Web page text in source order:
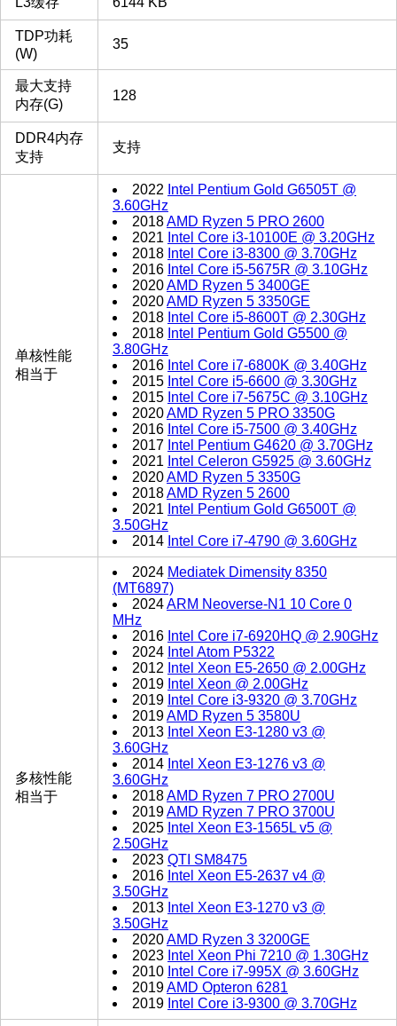
TDP功耗
(W)
35
最大支持
内存(G)
128
DDR4内存
支持
支持
单核性能
相当于
2022 Intel Pentium Gold G6505T @
3.60GHz
2018AMD Ryzen 5 PRO 2600
2021 Intel Core i3-10100E @ 3.20GHz
2018 Intel Core i3-8300 @ 3.70GHz
2016 Intel Core i5-5675R @ 3.10GHz
2020AMD Ryzen 5 3400GE
2020AMD Ryzen 5 3350GE
2018 Intel Core i5-8600T @ 2.30GHz
2018 Intel Pentium Gold G5500 @
3.80GHz
2016 Intel Core i7-6800K @ 3.40GHz
2015 Intel Core i5-6600 @ 3.30GHz
2015 Intel Core i7-5675C @ 3.10GHz
2020AMD Ryzen 5 PRO 3350G
2016 Intel Core i5-7500 @ 3.40GHz
2017 Intel Pentium G4620 @ 3.70GHz
2021 Intel Celeron G5925 @ 3.60GHz
2020AMD Ryzen 5 3350G
2018AMD Ryzen 5 2600
2021 Intel Pentium Gold G6500T @
3.50GHz
2014 Intel Core i7-4790 @ 3.60GHz
多核性能
相当于
2024 Mediatek Dimensity 8350
(MT6897)
2024ARM Neoverse-N1 10 Core 0
MHz
2016 Intel Core i7-6920HQ @ 2.90GHz
2024 Intel Atom P5322
2012 Intel Xeon E5-2650 @ 2.00GHz
2019 Intel Xeon @ 2.00GHz
2019 Intel Core i3-9320 @ 3.70GHz
2019AMD Ryzen 5 3580U
2013 Intel Xeon E3-1280 v3 @
3.60GHz
2014 Intel Xeon E3-1276 v3 @
3.60GHz
2018AMD Ryzen 7 PRO 2700U
2019AMD Ryzen 7 PRO 3700U
2025 Intel Xeon E3-1565L v5 @
2.50GHz
2023 QTI SM8475
2016 Intel Xeon E5-2637 v4 @
3.50GHz
2013 Intel Xeon E3-1270 v3 @
3.50GHz
2020AMD Ryzen 3 3200GE
2023 Intel Xeon Phi 7210 @ 1.30GHz
2010 Intel Core i7-995X @ 3.60GHz
2019AMD Opteron 6281
2019 Intel Core i3-9300 @ 3.70GHz